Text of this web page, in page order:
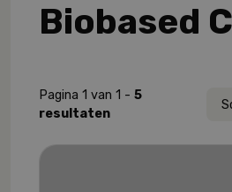
Biobased
Pagina 1 van 1 - 5
resultaten